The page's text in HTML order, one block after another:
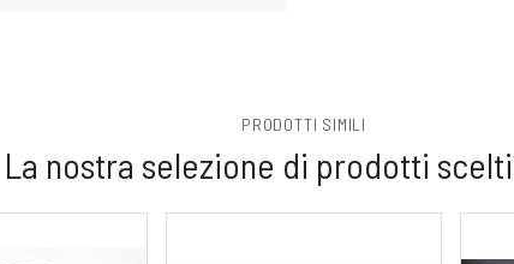
PRODOTTI SIMILI
La nostra selezione di prodotti